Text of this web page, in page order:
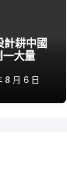
耕中國
一大量優
8 月 6 日